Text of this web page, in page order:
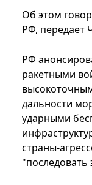
Об этом
РФ, передает
РФ
ракетными
дальности
ударными
страны-